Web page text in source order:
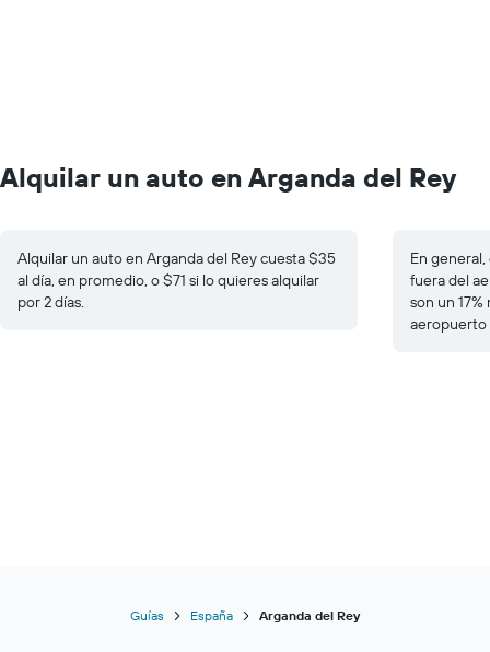
Alquilar un auto en Arganda del Rey
Alquilar un auto en Arganda del Rey cuesta $35
al día, en promedio, o $71 si lo quieres alquilar
por 2 días.
En
fuera del
son un
aeropuerto
Guías España Arganda del Rey